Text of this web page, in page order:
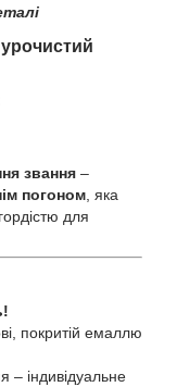
звання –
погоном , яка
для
покритій емаллю
– індивідуальне